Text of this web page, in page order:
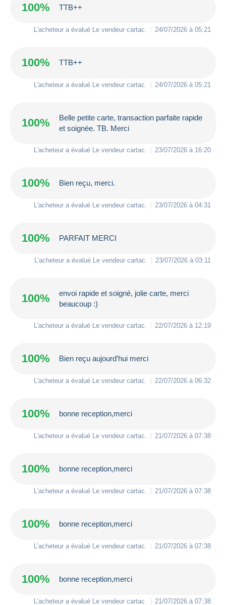
100% TTB++
L'acheteur a évalué Le vendeur cartac 24/07/2026 à 05:21
100% TTB++
L'acheteur a évalué Le vendeur cartac 24/07/2026 à 05:21
100%
Belle petite carte, transaction parfaite rapide
et soignée. TB. Merci
L'acheteur a évalué Le vendeur cartac 23/07/2026 à 16:20
100% Bien reçu, merci.
L'acheteur a évalué Le vendeur cartac 23/07/2026 à 04:31
100% PARFAIT MERCI
L'acheteur a évalué Le vendeur cartac 23/07/2026 à 03:11
100%
envoi rapide et soigné, jolie carte, merci
beaucoup :)
L'acheteur a évalué Le vendeur cartac 22/07/2026 à 12:19
100% Bien reçu aujourd’hui merci
L'acheteur a évalué Le vendeur cartac 22/07/2026 à 06:32
100% bonne reception,merci
L'acheteur a évalué Le vendeur cartac 21/07/2026 à 07:38
100% bonne reception,merci
L'acheteur a évalué Le vendeur cartac 21/07/2026 à 07:38
100% bonne reception,merci
L'acheteur a évalué Le vendeur cartac 21/07/2026 à 07:38
100% bonne reception,merci
L'acheteur a évalué Le vendeur cartac 21/07/2026 à 07:38